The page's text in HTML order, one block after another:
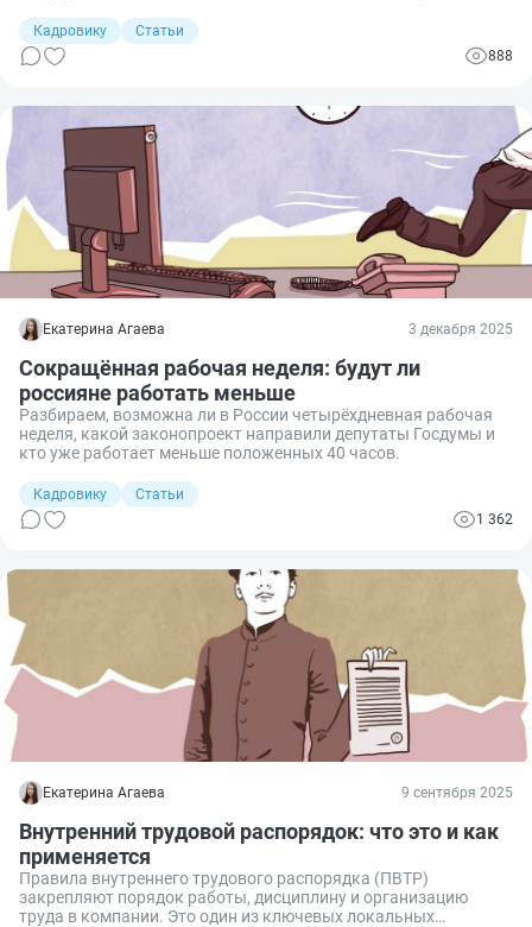
обязательным элементом соцпакета в 2025 году и чем он
выгоден бизнесу.
Кадровику
Статьи
888
Екатерина Агаева 3 декабря 2025
Сокращённая рабочая неделя: будут ли
россияне работать меньше
Разбираем, возможна ли в России четырёхдневная рабочая
неделя, какой законопроект направили депутаты Госдумы и
кто уже работает меньше положенных 40 часов.
Кадровику
Статьи
1 362
Екатерина Агаева 9 сентября 2025
Внутренний трудовой распорядок: что это и как
применяется
Правила внутреннего трудового распорядка (ПВТР)
закрепляют порядок работы, дисциплину и организацию
труда в компании. Это один из ключевых локальных